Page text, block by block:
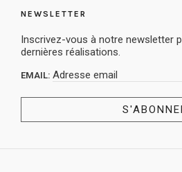
NEWSLETTER
Inscrivez-vous à notre newsletter
dernières réalisations.
EMAIL: